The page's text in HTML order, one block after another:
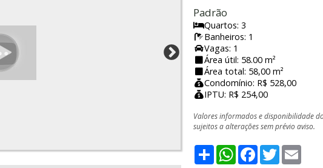
Padrão
Quartos: 3
Banheiros: 1
Vagas: 1
Área útil: 58.00 m²
Área total: 58,00 m²
Condomínio: R$ 528,00
IPTU: R$ 254,00
Valores informados e disponibilidade
sujeitos a alterações sem prévio aviso.
ShareWhatsApp
Facebook
Twitter